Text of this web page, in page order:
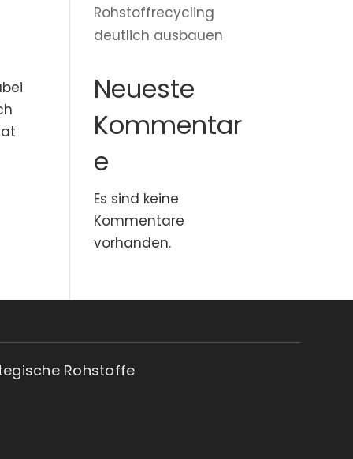
Rohstoffrecycling
deutlich ausbauen
Neueste
Kommentar
e
Es sind keine
Kommentare
vorhanden.
Rohstoffe